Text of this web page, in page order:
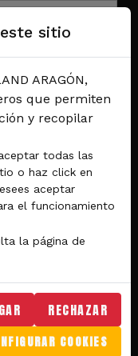
día del MotorLand
y
en el
sitio
ARAGÓN,
que permiten
y recopilar
todas las
o haz click en
aceptar
el funcionamiento
la página de
RECHAZAR
COOKIES